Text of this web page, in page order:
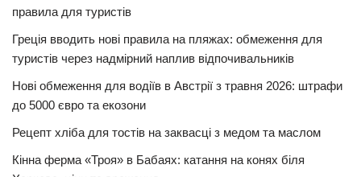
правила для туристів
Греція вводить нові правила на пляжах: обмеження для
туристів через надмірний наплив відпочивальників
Нові обмеження для водіїв в Австрії з травня 2026: штрафи
до 5000 євро та екозони
Рецепт хліба для тостів на заквасці з медом та маслом
Кінна ферма «Троя» в Бабаях: катання на конях біля